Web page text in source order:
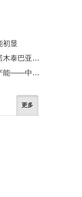
初显
中铝集团董事长段向东与蒙古国副总理诺木泰巴亚尔举行会谈
锻造无愧时代无愧使命的世界一流新质产能——中国有色金属工业的战略应对与破局之道（二）
更多